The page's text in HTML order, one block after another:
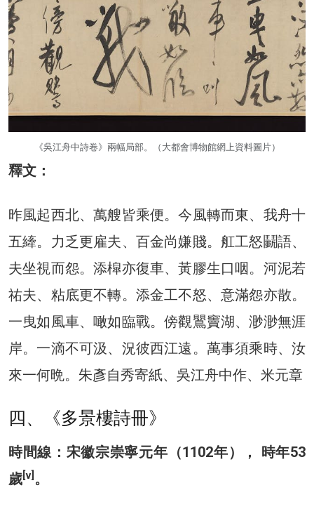
《吳江舟中詩卷》兩幅局部。（大都會博物館網上資料圖片）
釋文：
昨風起西北、萬艘皆乘便。今風轉而東、我舟十
五縴。力乏更雇夫、百金尚嫌賤。舡工怒鬭語、
夫坐視而怨。添槹亦復車、黃膠生口咽。河泥若
祐夫、粘底更不轉。添金工不怒、意滿怨亦散。
一曳如風車、噉如臨戰。傍觀鸎竇湖、渺渺無涯
岸。一滴不可汲、況彼西江遠。萬事須乘時、汝
來一何晩。朱彥自秀寄紙、吳江舟中作、米元章
四、《多景樓詩冊》
時間線：宋徽宗崇寧元年（1102年）， 時年53
歲[v] 。